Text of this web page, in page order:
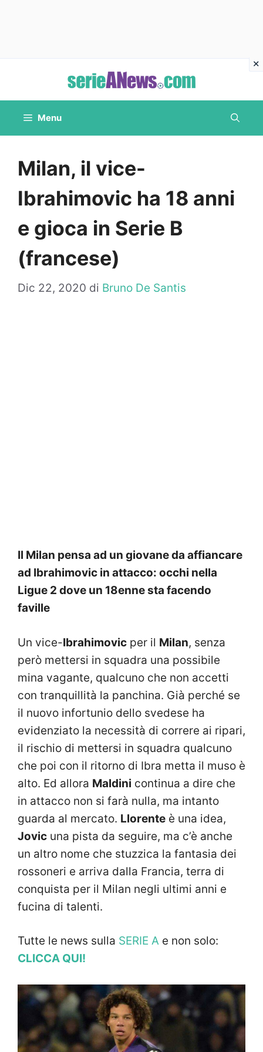
contenuto
Menu
Milan, il vice-
Ibrahimovic ha 18 anni
e gioca in Serie B
(francese)
Dic 22, 2020 di Bruno De Santis
Il Milan pensa ad un giovane da affiancare
ad Ibrahimovic in attacco: occhi nella
Ligue 2 dove un 18enne sta facendo
faville
Un vice-Ibrahimovic per il Milan, senza
però mettersi in squadra una possibile
mina vagante, qualcuno che non accetti
con tranquillità la panchina. Già perché se
il nuovo infortunio dello svedese ha
evidenziato la necessità di correre ai ripari,
il rischio di mettersi in squadra qualcuno
che poi con il ritorno di Ibra metta il muso è
alto. Ed allora Maldini continua a dire che
in attacco non si farà nulla, ma intanto
guarda al mercato. Llorente è una idea,
Jovic una pista da seguire, ma c’è anche
un altro nome che stuzzica la fantasia dei
rossoneri e arriva dalla Francia, terra di
conquista per il Milan negli ultimi anni e
fucina di talenti.
Tutte le news sulla SERIE A e non solo:
CLICCA QUI!